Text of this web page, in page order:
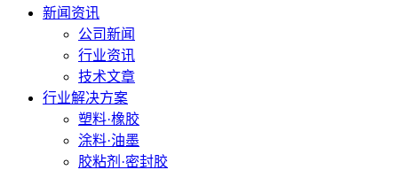
新闻资讯
公司新闻
行业资讯
技术文章
行业解决方案
塑料·橡胶
涂料·油墨
胶粘剂·密封胶